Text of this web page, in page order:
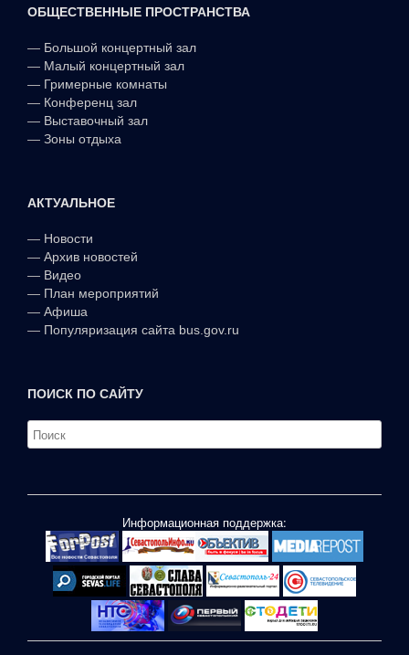
ОБЩЕСТВЕННЫЕ ПРОСТРАНСТВА
— Большой концертный зал
— Малый концертный зал
— Гримерные комнаты
— Конференц зал
— Выставочный зал
— Зоны отдыха
АКТУАЛЬНОЕ
— Новости
— Архив новостей
— Видео
— План мероприятий
— Афиша
— Популяризация сайта bus.gov.ru
ПОИСК ПО САЙТУ
Информационная поддержка: